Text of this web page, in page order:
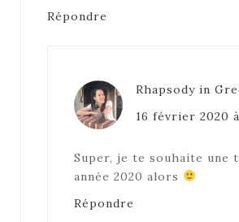
Répondre
Rhapsody in
16 février 2020
Super, je te souhaite une
année 2020 alors
Répondre